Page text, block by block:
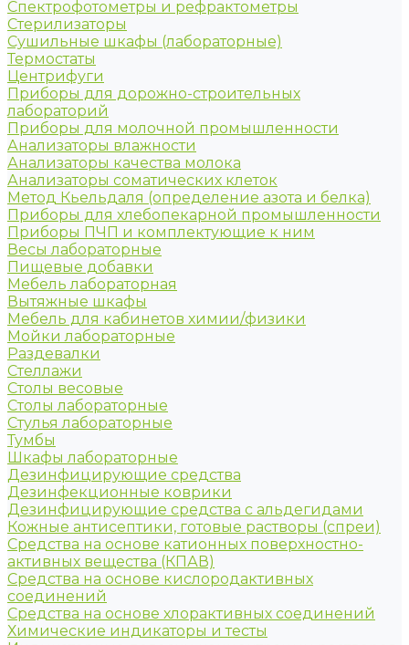
Спектрофотометры и рефрактометры
Стерилизаторы
Сушильные шкафы (лабораторные)
Термостаты
Центрифуги
Приборы для дорожно-строительных
лабораторий
Приборы для молочной промышленности
Анализаторы влажности
Анализаторы качества молока
Анализаторы соматических клеток
Метод Кьельдаля (определение азота и белка)
Приборы для хлебопекарной промышленности
Приборы ПЧП и комплектующие к ним
Весы лабораторные
Пищевые добавки
Мебель лабораторная
Вытяжные шкафы
Мебель для кабинетов химии/физики
Мойки лабораторные
Раздевалки
Стеллажи
Столы весовые
Столы лабораторные
Стулья лабораторные
Тумбы
Шкафы лабораторные
Дезинфицирующие средства
Дезинфекционные коврики
Дезинфицирующие средства с альдегидами
Кожные антисептики, готовые растворы (спреи)
Средства на основе катионных поверхностно-
активных вещества (КПАВ)
Средства на основе кислородактивных
соединений
Средства на основе хлорактивных соединений
Химические индикаторы и тесты